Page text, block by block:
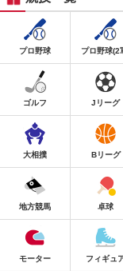
プロ野球 プロ野球(2
ゴルフ Jリーグ
大相撲 Bリーグ
地方競馬 卓球
モーター フィギュ